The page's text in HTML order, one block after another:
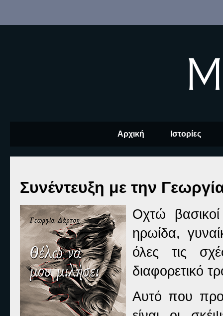
Αρχική Ιστορίες
Συνέντευξη με την
Οχτώ
βασικοί
ηρωίδα,
όλες
τις
διαφορετικό
Αυτό που